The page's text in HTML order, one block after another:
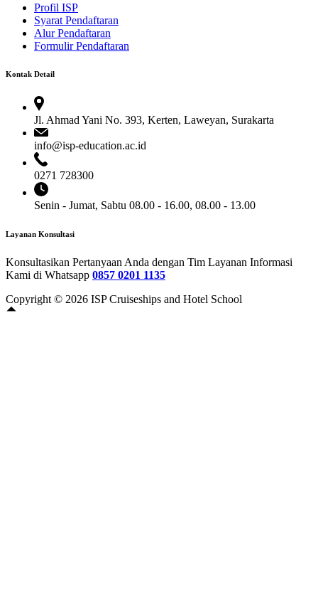
Profil ISP
Syarat Pendaftaran
Alur Pendaftaran
Formulir Pendaftaran
Kontak Detail
Jl. Ahmad Yani No. 393, Kerten, Laweyan, Surakarta
info@isp-education.ac.id
0271 728300
Senin - Jumat, Sabtu 08.00 - 16.00, 08.00 - 13.00
Layanan Konsultasi
Konsultasikan Pertanyaan Anda dengan Tim Layanan Informasi
Kami di Whatsapp 0857 0201 1135
Copyright © 2026 ISP Cruiseships and Hotel School